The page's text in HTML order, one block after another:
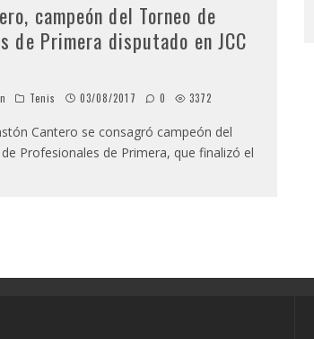
campeón del Torneo de
de Primera disputado en JCC
Tenis 03/08/2017 0 3372
Cantero se consagró campeón del
Profesionales de Primera, que finalizó el